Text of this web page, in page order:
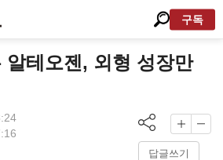
구독
알테오젠, 외형 성장만
답글쓰기